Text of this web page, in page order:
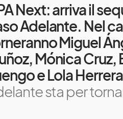
Next: arriva il
Adelante. Nel
Miguel
Mónica Cruz,
e Lola Herrera
sta per